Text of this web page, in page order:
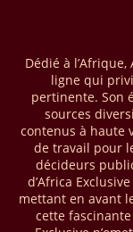
2025, en hausse
« The State of the
mobile money
milliards USD (+23
enregistré environ
répertoriées l’an
transactions (+16 %
dans le monde.
28/03/26 AFRIQUE -
Une rapport publié
Dédié à
ligne qui
pertinente. Son
sources
contenus à haute
de travail pour
décideurs
d’Africa
mettant en avant
cette